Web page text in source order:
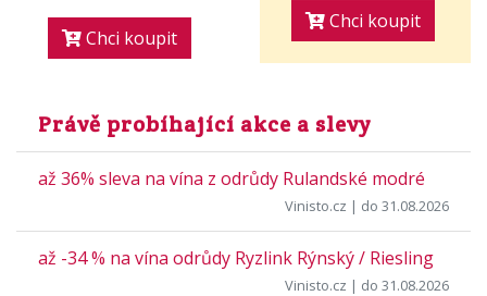
Chci koupit
Chci koupit
Právě probíhající akce a slevy
až 36% sleva na vína z odrůdy Rulandské modré
Vinisto.cz | do 31.08.2026
až -34 % na vína odrůdy Ryzlink Rýnský / Riesling
Vinisto.cz | do 31.08.2026